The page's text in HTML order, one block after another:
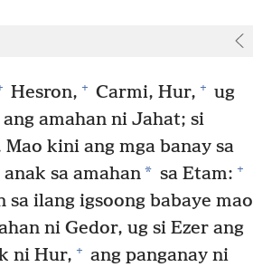
Hesron, + Carmi, Hur, + ug
amahan ni Jahat; si
kini ang mga banay sa
sa amahan* sa Etam: +
sa ilang igsoong babaye mao
ni Gedor, ug si Ezer ang
ni Hur, + ang panganay ni